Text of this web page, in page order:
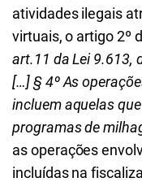
atividades ilegais
virtuais, o artigo 2º
art.11 da Lei 9.613,
[…] § 4º As
incluem aquelas
programas de
as operações
incluídas na